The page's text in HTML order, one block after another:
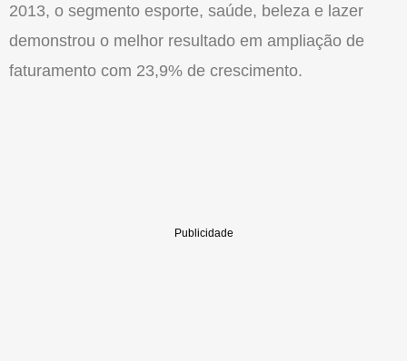
2013, o segmento esporte, saúde, beleza e lazer
demonstrou o melhor resultado em ampliação de
fatura­mento com 23,9% de crescimento.